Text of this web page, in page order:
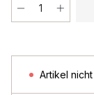
Artikel